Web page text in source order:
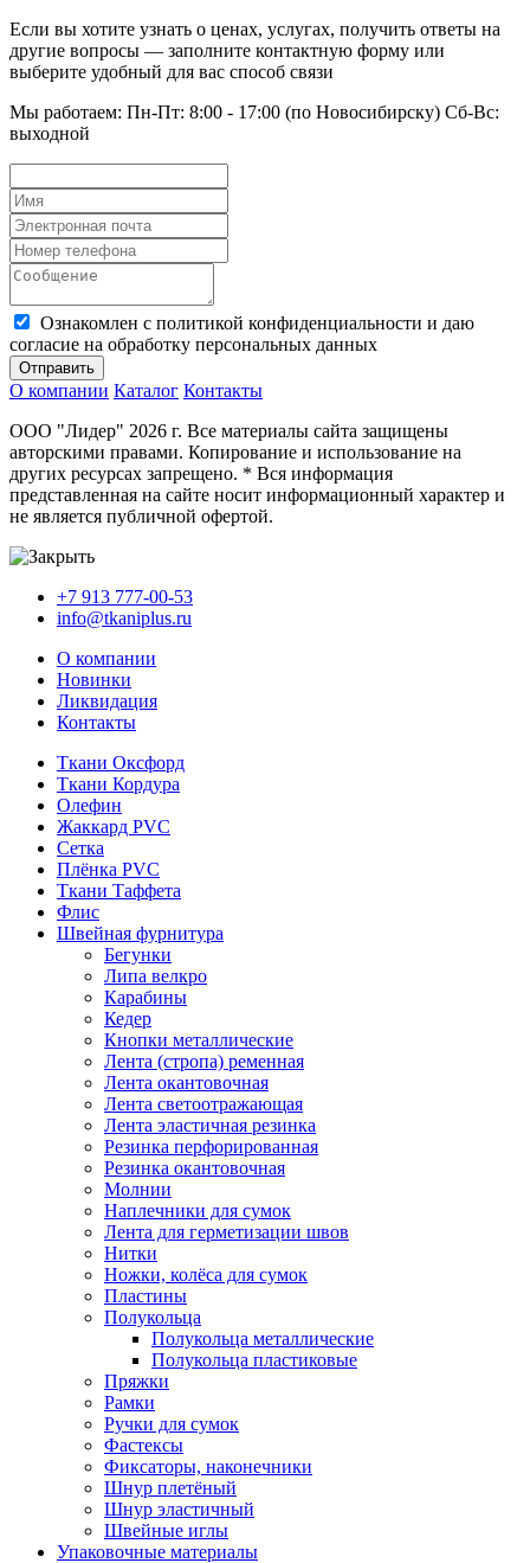
Если вы хотите узнать о ценах, услугах, получить ответы на
другие вопросы — заполните контактную форму или
выберите удобный для вас способ связи
Мы работаем: Пн-Пт: 8:00 - 17:00 (по Новосибирску) Сб-Вс:
выходной
Ознакомлен с политикой конфиденциальности и даю
согласие на обработку персональных данных
Отправить
О компании Каталог Контакты
ООО "Лидер" 2026 г. Все материалы сайта защищены
авторскими правами. Копирование и использование на
других ресурсах запрещено. * Вся информация
представленная на сайте носит информационный характер и
не является публичной офертой.
+7 913 777-00-53
info@tkaniplus.ru
О компании
Новинки
Ликвидация
Контакты
Ткани Оксфорд
Ткани Кордура
Олефин
Жаккард PVC
Сетка
Плёнка PVC
Ткани Таффета
Флис
Швейная фурнитура
Бегунки
Липа велкро
Карабины
Кедер
Кнопки металлические
Лента (стропа) ременная
Лента окантовочная
Лента светоотражающая
Лента эластичная резинка
Резинка перфорированная
Резинка окантовочная
Молнии
Наплечники для сумок
Лента для герметизации швов
Нитки
Ножки, колёса для сумок
Пластины
Полукольца
Полукольца металлические
Полукольца пластиковые
Пряжки
Рамки
Ручки для сумок
Фастексы
Фиксаторы, наконечники
Шнур плетёный
Шнур эластичный
Швейные иглы
Упаковочные материалы